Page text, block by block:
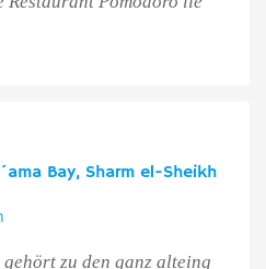
Bay, Sharm el-Sheikh
zu den ganz alteing